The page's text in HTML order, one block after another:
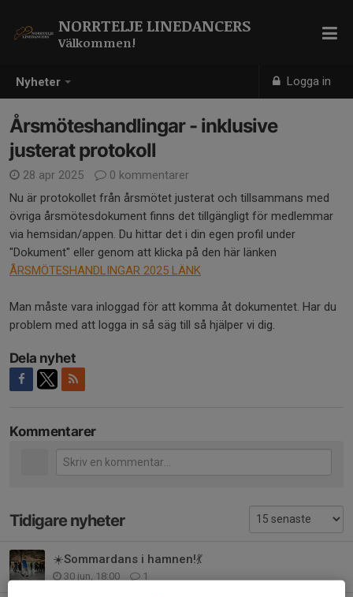
Nyheter Logga in
NORRTELJE LINEDANCERS
Välkommen!
Årsmöteshandlingar - inklusive
justerat protokoll
28 apr 2025
0 kommentarer
Nu är protokollet från årsmötet justerat och tillsammans med
övriga årsmötesdokument finns det tillgängligt för medlemmar
via hemsidan/appen. Du hittar det i din egen profil under
"Dokument" eller genom att klicka på den här länken
ÅRSMÖTESHANDLINGAR 2025 LÄNK
Man måste vara inloggad för att komma åt dokumentet. Har du
problem med att logga in så säg till så hjälper vi dig.
Dela nyhet
Kommentarer
Tidigare nyheter
☀️Sommardans i hamnen!💃
30 jun, 18:00 1